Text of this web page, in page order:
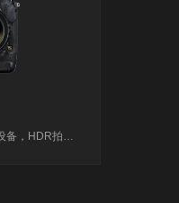
10年从业经验，专业的拍摄设备，HDR拍摄，全景图标配2亿像素起。